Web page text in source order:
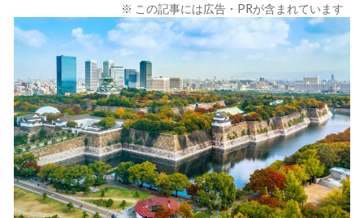
※ この記事には広告・PRが含まれています